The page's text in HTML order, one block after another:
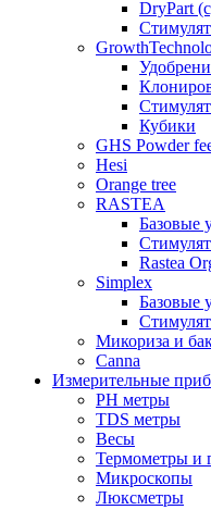
DryPart
Кубики
GHS Powder
Hesi
Orange tree
RASTEA
Базовые
Rastea
Simplex
Базовые
Микориза и
Canna
Измерительные
PH метры
TDS метры
Весы
Термометры и
Микроскопы
Люксметры